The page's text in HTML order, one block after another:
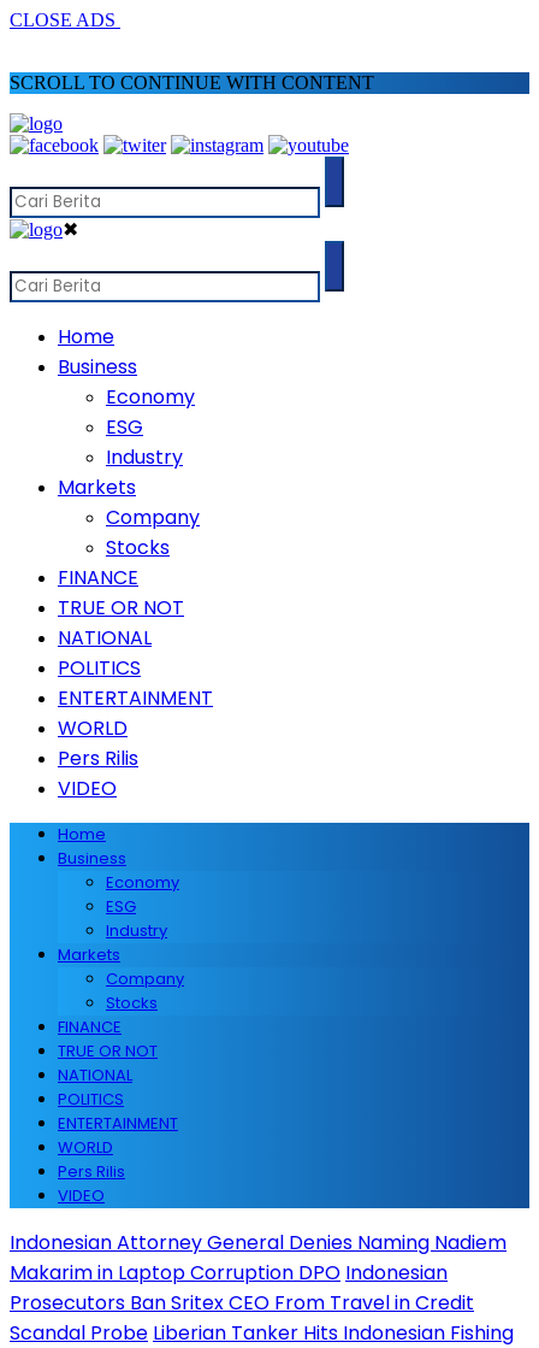
CLOSE ADS
SCROLL TO CONTINUE WITH CONTENT
✖
Home
Business
Economy
ESG
Industry
Markets
Company
Stocks
FINANCE
TRUE OR NOT
NATIONAL
POLITICS
ENTERTAINMENT
WORLD
Pers Rilis
VIDEO
Home
Business
Economy
ESG
Industry
Markets
Company
Stocks
FINANCE
TRUE OR NOT
NATIONAL
POLITICS
ENTERTAINMENT
WORLD
Pers Rilis
VIDEO
Indonesian Attorney General Denies Naming Nadiem
Makarim in Laptop Corruption DPO Indonesian
Prosecutors Ban Sritex CEO From Travel in Credit
Scandal Probe Liberian Tanker Hits Indonesian Fishing